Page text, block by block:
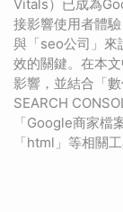
Vitals）已成為
接影響使用者體
與「seo公司」來
效的關鍵。在本
影響，並結合「
SEARCH
「Google商家
「html」等相關